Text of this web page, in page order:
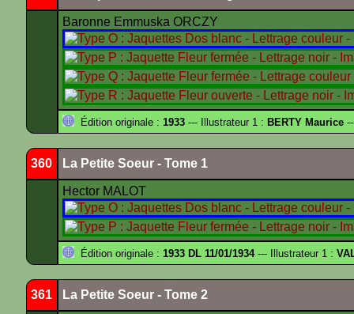
Baronne Emmuska ORCZY
Édition originale : 1933 --- Illustrateur 1 : BERTY Maurice
360 La Petite Soeur - Tome 1
Hector MALOT
Édition originale : 1933 DL 11/01/1934--- Illustrateur 1 :
361 La Petite Soeur - Tome 2